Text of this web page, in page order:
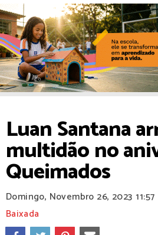
Luan Santana
multidão no
Queimados
Domingo, Novembro 26, 2023 11:57
Baixada